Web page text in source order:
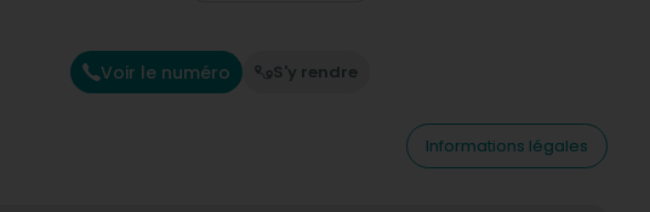
Voir le numéro S'y rendre
Informations légales